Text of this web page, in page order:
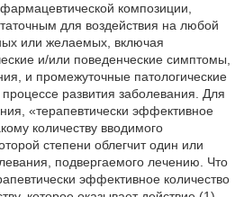
композиции,
для воздействия на любой
или желаемых, включая
и/или поведенческие симптомы,
и промежуточные патологические
развития заболевания. Для
«терапевтически эффективное
количеству вводимого
степени облегчит один или
подвергаемого лечению. Что
эффективное количество